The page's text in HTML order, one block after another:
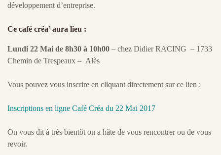
développement d’entreprise.
Ce café créa’ aura lieu :
Lundi 22 Mai de 8h30 à 10h00 – chez Didier RACING – 1733
Chemin de Trespeaux – Alès
Vous pouvez vous inscrire en cliquant directement sur ce lien :
Inscriptions en ligne Café Créa du 22 Mai 2017
On vous dit à très bientôt on a hâte de vous rencontrer ou de vous
revoir.